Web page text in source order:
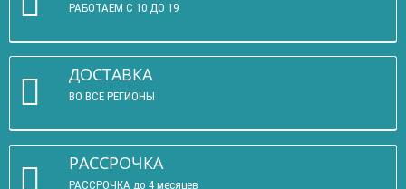
РАБОТАЕМ С 10 ДО 19
ДОСТАВКА
ВО ВСЕ РЕГИОНЫ
РАССРОЧКА
РАССРОЧКА до 4 месяцев